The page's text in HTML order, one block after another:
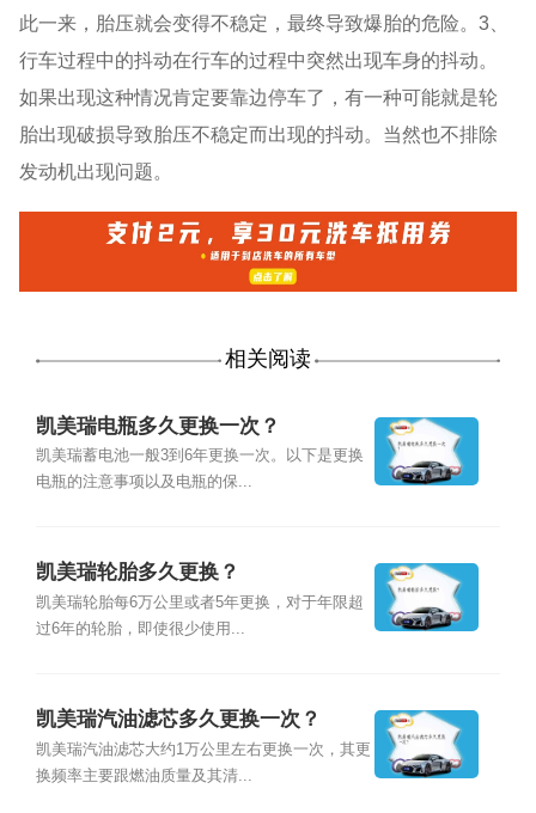
此一来，胎压就会变得不稳定，最终导致爆胎的危险。3、
行车过程中的抖动在行车的过程中突然出现车身的抖动。
如果出现这种情况肯定要靠边停车了，有一种可能就是轮
胎出现破损导致胎压不稳定而出现的抖动。当然也不排除
发动机出现问题。
相关阅读
凯美瑞电瓶多久更换一次？
凯美瑞蓄电池一般3到6年更换一次。以下是更换
电瓶的注意事项以及电瓶的保...
凯美瑞轮胎多久更换？
凯美瑞轮胎每6万公里或者5年更换，对于年限超
过6年的轮胎，即使很少使用...
凯美瑞汽油滤芯多久更换一次？
凯美瑞汽油滤芯大约1万公里左右更换一次，其更
换频率主要跟燃油质量及其清...